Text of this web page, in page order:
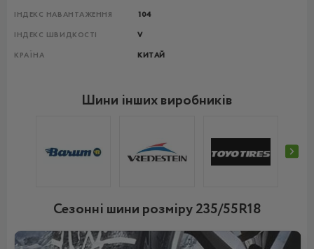
ІНДЕКС НАВАНТАЖЕННЯ 104
ІНДЕКС ШВИДКОСТІ V
КРАЇНА КИТАЙ
Шини інших виробників
Сезонні шини розміру 235/55R18